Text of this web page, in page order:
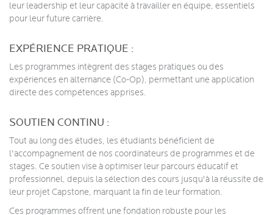
leur leadership et leur capacité à travailler en équipe, essentiels
pour leur future carrière.
EXPÉRIENCE PRATIQUE :
Les programmes intègrent des stages pratiques ou des
expériences en alternance (Co-Op), permettant une application
directe des compétences apprises.
SOUTIEN CONTINU :
Tout au long des études, les étudiants bénéficient de
l'accompagnement de nos coordinateurs de programmes et de
stages. Ce soutien vise à optimiser leur parcours éducatif et
professionnel, depuis la sélection des cours jusqu'à la réussite de
leur projet Capstone, marquant la fin de leur formation.
Ces programmes offrent une fondation robuste pour les